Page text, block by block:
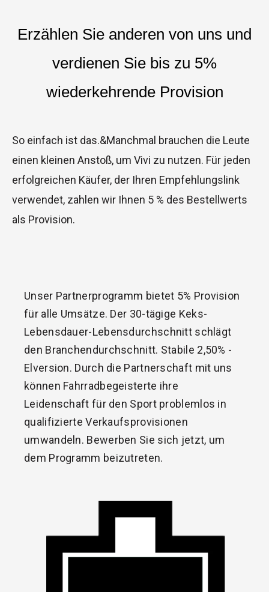
Erzählen Sie anderen von uns und
verdienen Sie bis zu 5%
wiederkehrende Provision
So einfach ist das.&Manchmal brauchen die Leute
einen kleinen Anstoß, um Vivi zu nutzen. Für jeden
erfolgreichen Käufer, der Ihren Empfehlungslink
verwendet, zahlen wir Ihnen 5 % des Bestellwerts
als Provision.
Unser Partnerprogramm bietet 5% Provision
für alle Umsätze. Der 30-tägige Keks-
Lebensdauer-Lebensdurchschnitt schlägt
den Branchendurchschnitt. Stabile 2,50% -
Elversion. Durch die Partnerschaft mit uns
können Fahrradbegeisterte ihre
Leidenschaft für den Sport problemlos in
qualifizierte Verkaufsprovisionen
umwandeln. Bewerben Sie sich jetzt, um
dem Programm beizutreten.